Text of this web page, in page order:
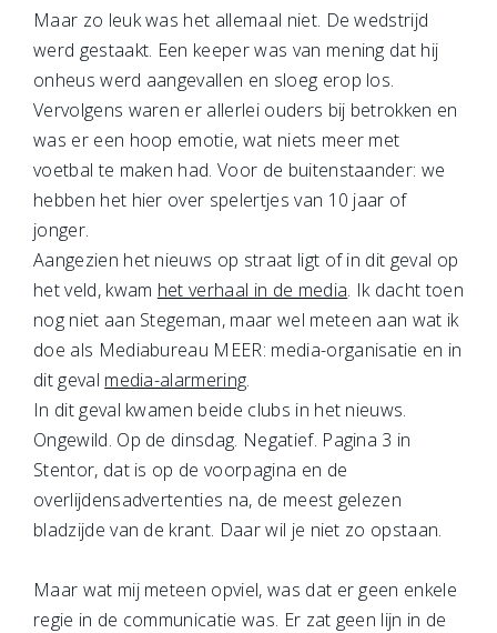
Maar zo leuk was het allemaal niet. De wedstrijd
werd gestaakt. Een keeper was van mening dat hij
onheus werd aangevallen en sloeg erop los.
Vervolgens waren er allerlei ouders bij betrokken en
was er een hoop emotie, wat niets meer met
voetbal te maken had. Voor de buitenstaander: we
hebben het hier over spelertjes van 10 jaar of
jonger.
Aangezien het nieuws op straat ligt of in dit geval op
het veld, kwam het verhaal in de media. Ik dacht toen
nog niet aan Stegeman, maar wel meteen aan wat ik
doe als Mediabureau MEER: media-organisatie en in
dit geval media-alarmering.
In dit geval kwamen beide clubs in het nieuws.
Ongewild. Op de dinsdag. Negatief. Pagina 3 in
Stentor, dat is op de voorpagina en de
overlijdensadvertenties na, de meest gelezen
bladzijde van de krant. Daar wil je niet zo opstaan.
Maar wat mij meteen opviel, was dat er geen enkele
regie in de communicatie was. Er zat geen lijn in de